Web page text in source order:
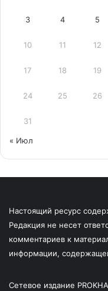
3 4 5
10 11 12
17 18 19
24 25 26
31
« Июл
Настоящий ресурс
Редакция не несет
комментариев к
информации,
Сетевое издание